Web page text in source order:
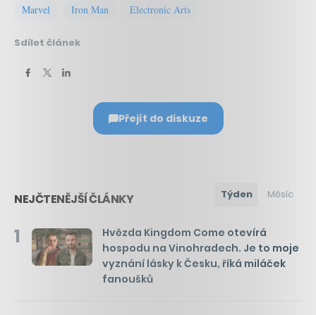
Marvel Iron Man Electronic Arts
Sdílet článek
Přejít do diskuze
NEJČTENĚJŠÍ ČLÁNKY Týden Měsíc
1
Hvězda Kingdom Come otevírá
hospodu na Vinohradech. Je to moje
vyznání lásky k Česku, říká miláček
fanoušků